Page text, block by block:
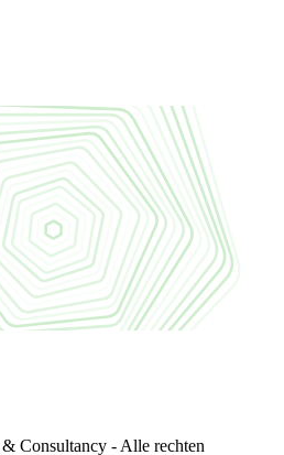
Consultancy - Alle rechten